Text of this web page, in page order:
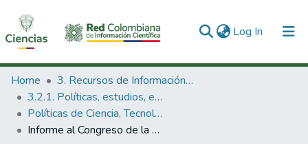
Log In (current)
Communities & Collections
All of DSpace
Statistics
Home
3. Recursos de Información Científica y Tecnológica
3.2.1. Políticas, estudios, evaluaciones e indicadores de CTeI
Políticas de Ciencia, Tecnología e Innovación
Informe al Congreso de la República: Julio de 2004 - Julio 2005